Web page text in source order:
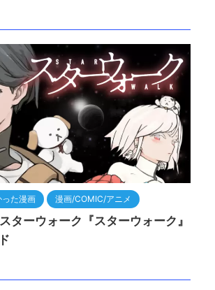
た漫画 漫画/COMIC/アニメ
ターウォーク『スターウォーク』